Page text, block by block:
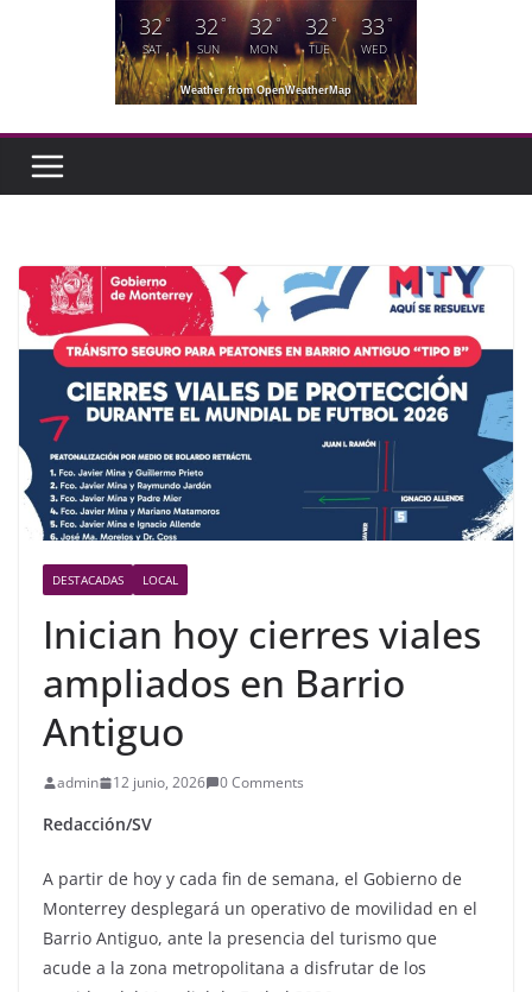
32°
SAT
32 °
SUN
32°
MON
32 °
TUE
33 °
WED
Weather from OpenWeatherMap
DESTACADAS LOCAL
Inician hoy cierres viales
ampliados en Barrio
Antiguo
admin 12 junio, 2026 0 Comments
Redacción/SV
A partir de hoy y cada fin de semana, el Gobierno de
Monterrey desplegará un operativo de movilidad en el
Barrio Antiguo, ante la presencia del turismo que
acude a la zona metropolitana a disfrutar de los